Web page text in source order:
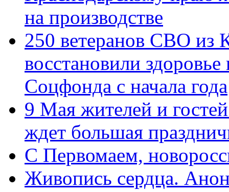
на производстве
250 ветеранов СВО из
восстановили
Соцфонда с начала года
9 Мая жителей и
ждет большая
C Первомаем,
Живопись сердца.